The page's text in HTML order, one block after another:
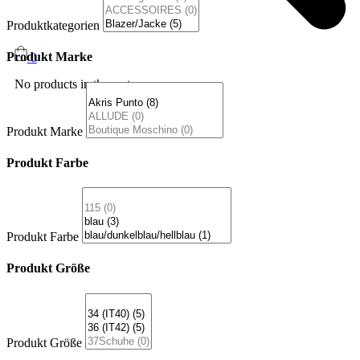
0
No products in the cart.
Produktkategorien
Produkt Marke
Produkt Marke
Produkt Farbe
Produkt Farbe
Produkt Größe
Produkt Größe